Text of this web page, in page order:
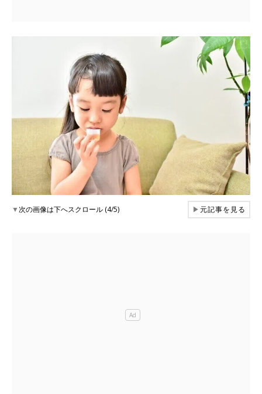
▼次の画像は下へスクロール (4/5) ▶元記事を見る